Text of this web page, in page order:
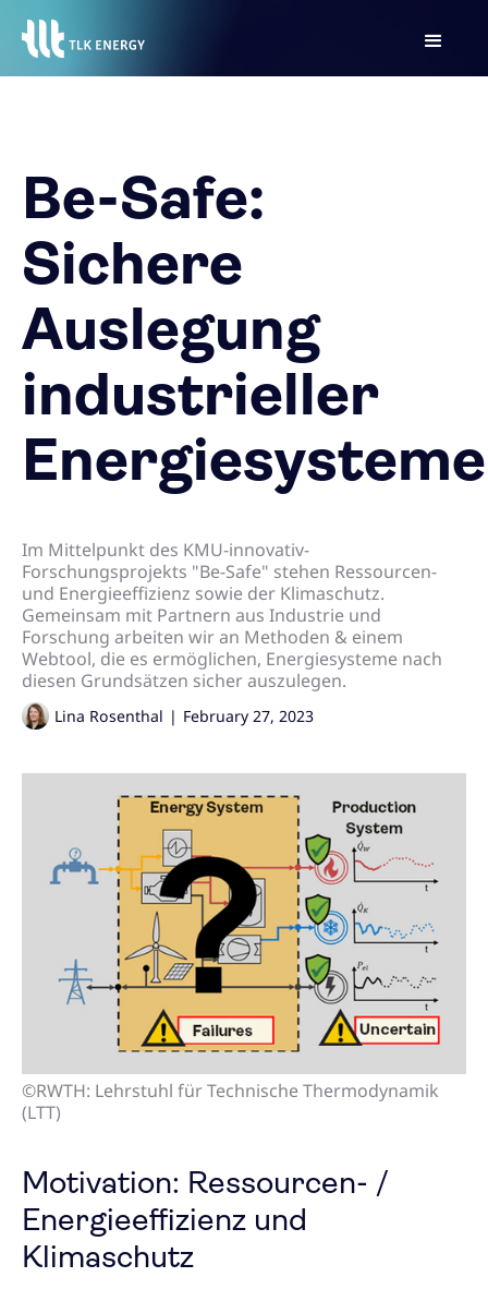
Be-Safe:
Sichere
Auslegung
industrieller
Energiesysteme
Im Mittelpunkt des KMU-innovativ-
Forschungsprojekts "Be-Safe" stehen Ressourcen-
und Energieeffizienz sowie der Klimaschutz.
Gemeinsam mit Partnern aus Industrie und
Forschung arbeiten wir an Methoden & einem
Webtool, die es ermöglichen, Energiesysteme nach
diesen Grundsätzen sicher auszulegen.
Lina Rosenthal | February 27, 2023
©RWTH: Lehrstuhl für Technische Thermodynamik
(LTT)
Motivation: Ressourcen- /
Energieeffizienz und
Klimaschutz